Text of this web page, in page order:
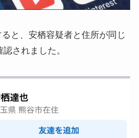
と、安栖容疑者と住所が同じ
されました。